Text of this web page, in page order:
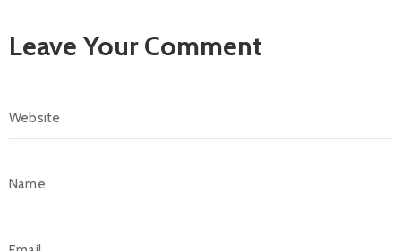
Leave Your Comment